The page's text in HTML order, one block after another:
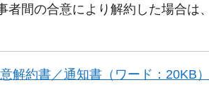
者間の合意により解約した場合は
解約書／通知書（ワード：20KB）